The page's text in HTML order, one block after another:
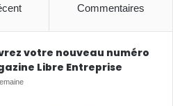
Commentaires
votre nouveau numéro
Libre Entreprise